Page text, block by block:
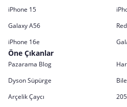
iPhone 15
Galaxy A56
iPhone 16e
Öne Çıkanlar
Pazarama Blog
Dyson Süpürge
Arçelik Çaycı